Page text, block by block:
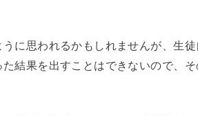
に思われるかもしれませんが、生
結果を出すことはできないので、